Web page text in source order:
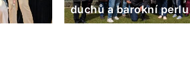
duchů a barokní perlu